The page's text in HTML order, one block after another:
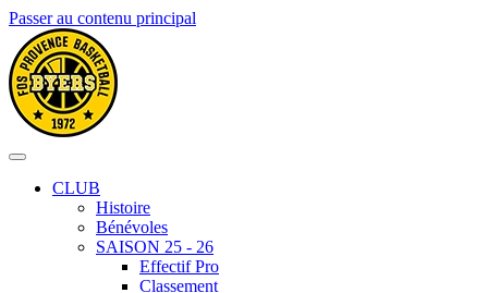
Passer au contenu principal
CLUB
Histoire
Bénévoles
SAISON 25 - 26
Effectif Pro
Classement